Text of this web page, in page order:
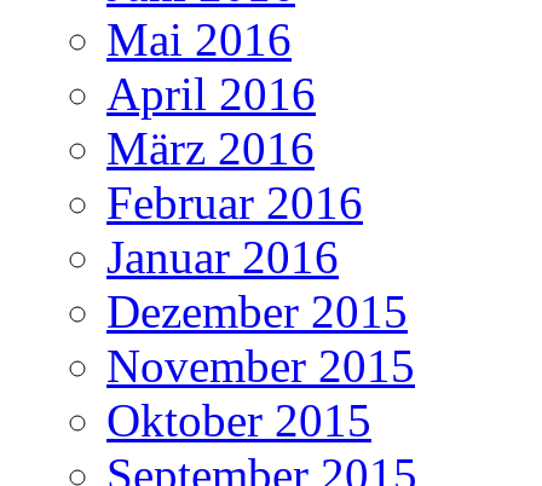
Mai 2016
April 2016
März 2016
Februar 2016
Januar 2016
Dezember 2015
November 2015
Oktober 2015
September 2015